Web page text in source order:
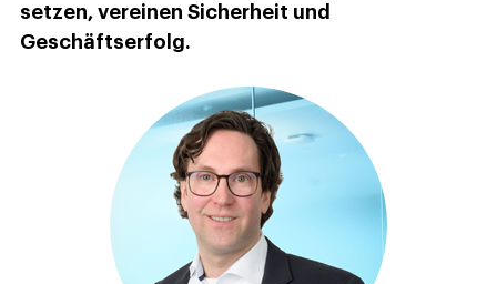
setzen, vereinen Sicherheit und
Geschäftserfolg.